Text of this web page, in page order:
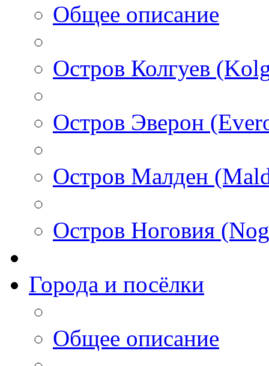
Общее описание
Остров Колгуев
Остров Эверон
Остров Малден
Остров Ноговия
Города и посёлки
Общее описание